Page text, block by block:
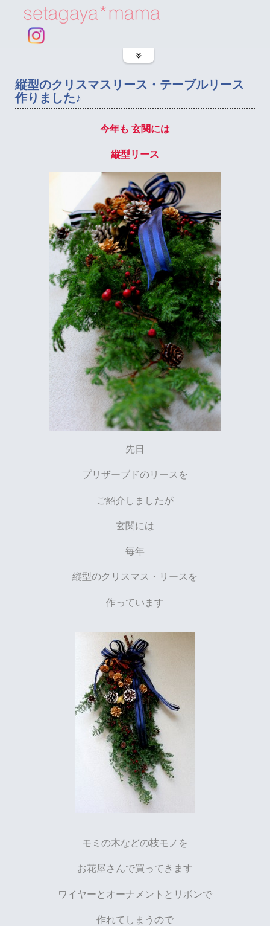
縦型のクリスマスリース・テーブルリース
作りました♪
今年も 玄関には
縦型リース
先日
プリザーブドのリースを
ご紹介しましたが
玄関には
毎年
縦型のクリスマス・リースを
作っています
モミの木などの枝モノを
お花屋さんで買ってきます
ワイヤーとオーナメントとリボンで
作れてしまうので